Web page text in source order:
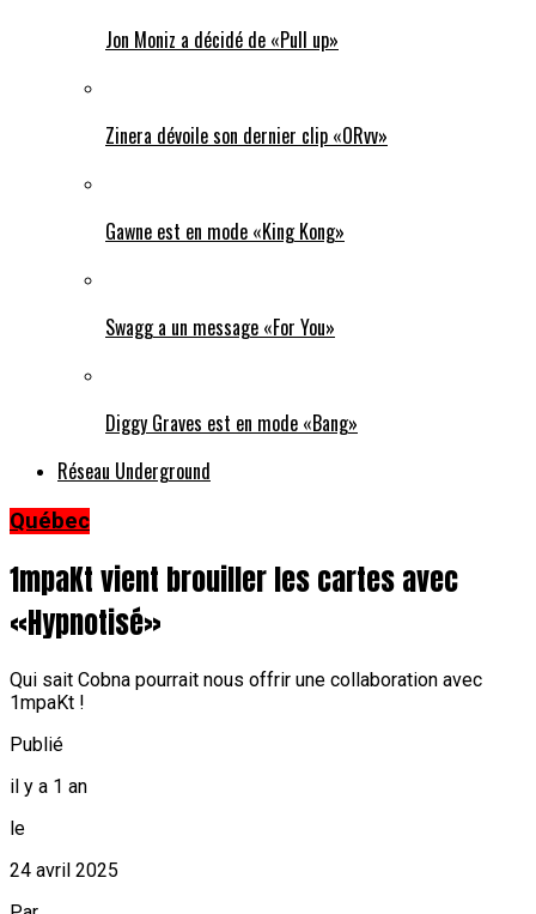
Jon Moniz a décidé de «Pull up»
Zinera dévoile son dernier clip «ORvv»
Gawne est en mode «King Kong»
Swagg a un message «For You»
Diggy Graves est en mode «Bang»
Réseau Underground
Québec
1mpaKt vient brouiller les cartes avec
«Hypnotisé»
Qui sait Cobna pourrait nous offrir une collaboration avec
1mpaKt !
Publié
il y a 1 an
le
24 avril 2025